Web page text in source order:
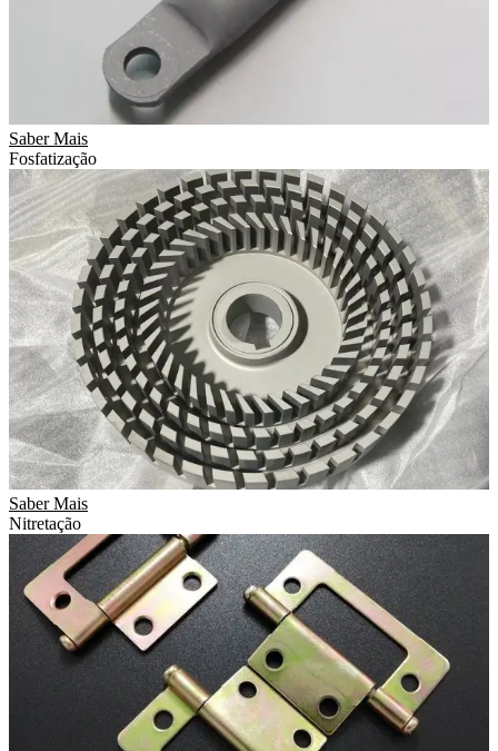
Saber Mais
Fosfatização
Saber Mais
Nitretação